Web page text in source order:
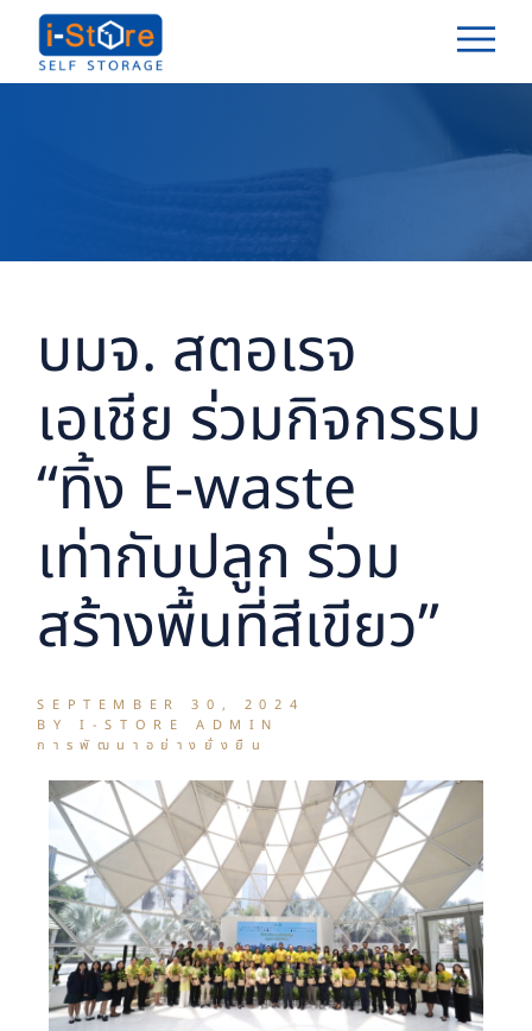
บมจ. สตอเรจ
เอเชีย ร่วมกิจกรรม
“ทิ้ง E-waste
เท่ากับปลูก ร่วม
สร้างพื้นที่สีเขียว”
SEPTEMBER 30, 2024
BY I-STORE ADMIN
การพัฒนาอย่างยั่งยืน